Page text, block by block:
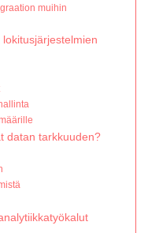
muihin
datan tarkkuuden?